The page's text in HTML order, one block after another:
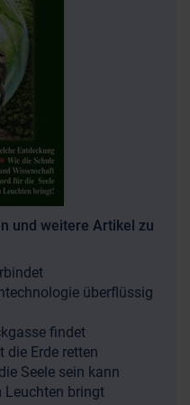
und weitere Artikel zu
überflüssig
findet
die Erde retten
Seele sein kann
Leuchten bringt